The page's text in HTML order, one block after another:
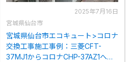
2025年7月16日
宮城県仙台市
宮城県仙台市エコキュート>コロナ
交換工事施工事例：三菱CFT-
37MJ1からコロナCHP-37AZ1への